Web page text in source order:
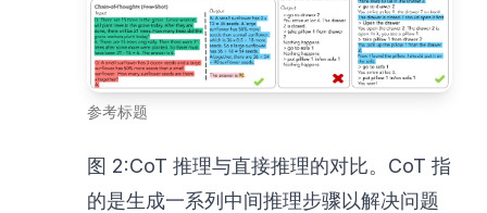
参考标题
图 2:CoT 推理与直接推理的对比。CoT 指
的是生成一系列中间推理步骤以解决问题